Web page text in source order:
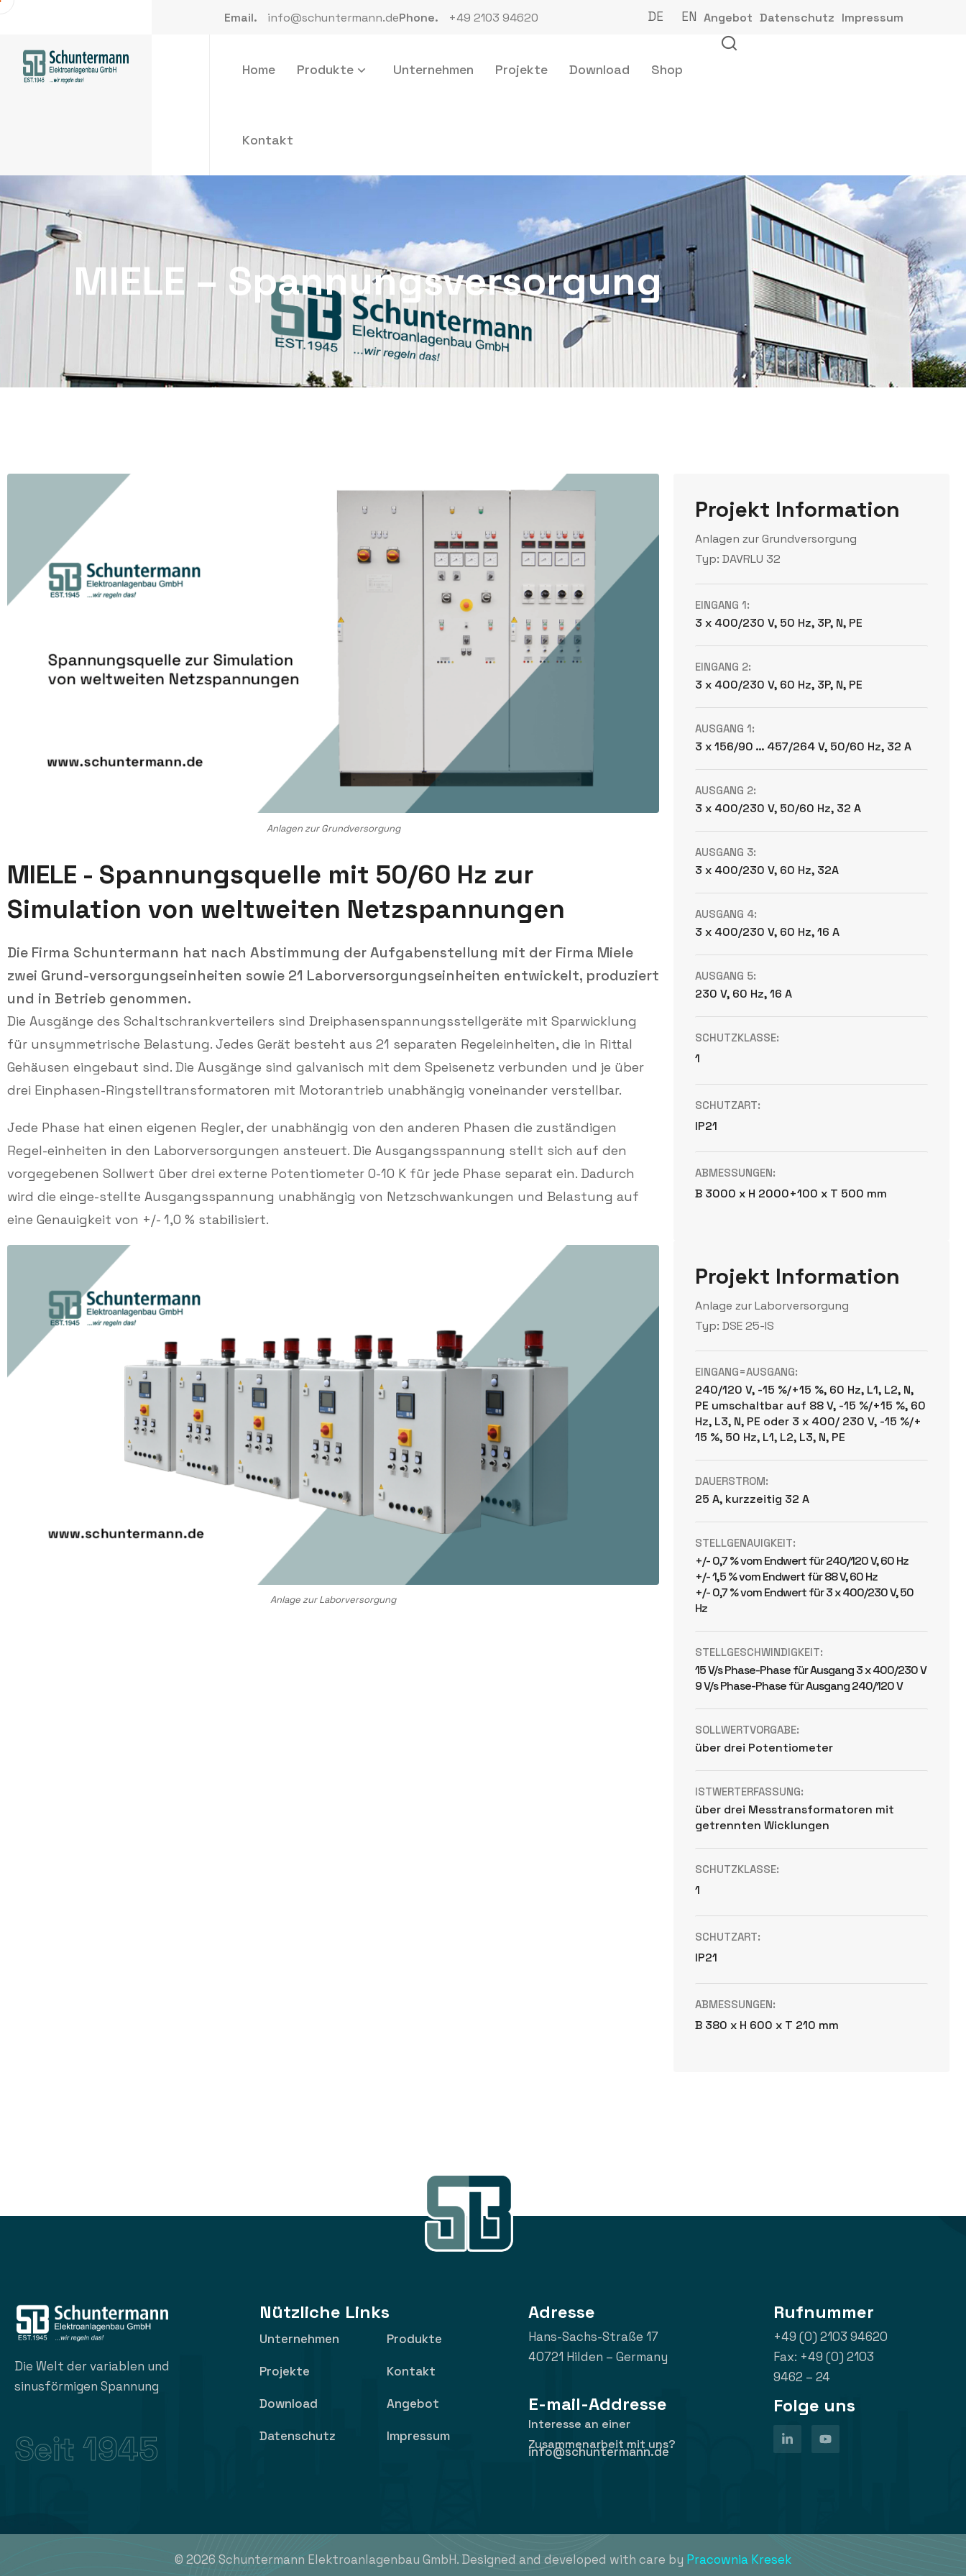
Email. info@schuntermann.dePhone. +49 2103 94620 Angebot Datenschutz Impressum
DE EN
Home Produkte Unternehmen Projekte Download Shop
Kontakt
MIELE – Spannungsversorgung
Anlagen zur Grundversorgung
MIELE - Spannungsquelle mit 50/60 Hz zur
Simulation von weltweiten Netzspannungen
Die Firma Schuntermann hat nach Abstimmung der Aufgabenstellung mit der Firma Miele
zwei Grund-versorgungseinheiten sowie 21 Laborversorgungseinheiten entwickelt, produziert
und in Betrieb genommen.
Die Ausgänge des Schaltschrankverteilers sind Dreiphasenspannungsstellgeräte mit Sparwicklung
für unsymmetrische Belastung. Jedes Gerät besteht aus 21 separaten Regeleinheiten, die in Rittal
Gehäusen eingebaut sind. Die Ausgänge sind galvanisch mit dem Speisenetz verbunden und je über
drei Einphasen-Ringstelltransformatoren mit Motorantrieb unabhängig voneinander verstellbar.
Jede Phase hat einen eigenen Regler, der unabhängig von den anderen Phasen die zuständigen
Regel-einheiten in den Laborversorgungen ansteuert. Die Ausgangsspannung stellt sich auf den
vorgegebenen Sollwert über drei externe Potentiometer 0-10 K für jede Phase separat ein. Dadurch
wird die einge-stellte Ausgangsspannung unabhängig von Netzschwankungen und Belastung auf
eine Genauigkeit von +/- 1,0 % stabilisiert.
Anlage zur Laborversorgung
Projekt Information
Anlagen zur Grundversorgung
Typ: DAVRLU 32
EINGANG 1:
3 x 400/230 V, 50 Hz, 3P, N, PE
EINGANG 2:
3 x 400/230 V, 60 Hz, 3P, N, PE
AUSGANG 1:
3 x 156/90 … 457/264 V, 50/60 Hz, 32 A
AUSGANG 2:
3 x 400/230 V, 50/60 Hz, 32 A
AUSGANG 3:
3 x 400/230 V, 60 Hz, 32A
AUSGANG 4:
3 x 400/230 V, 60 Hz, 16 A
AUSGANG 5:
230 V, 60 Hz, 16 A
SCHUTZKLASSE:
1
SCHUTZART:
IP21
ABMESSUNGEN:
B 3000 x H 2000+100 x T 500 mm
Projekt Information
Anlage zur Laborversorgung
Typ: DSE 25-IS
EINGANG=AUSGANG:
240/120 V, -15 %/+15 %, 60 Hz, L1, L2, N,
PE umschaltbar auf 88 V, -15 %/+15 %, 60
Hz, L3, N, PE oder 3 x 400/ 230 V, -15 %/+
15 %, 50 Hz, L1, L2, L3, N, PE
DAUERSTROM:
25 A, kurzzeitig 32 A
STELLGENAUIGKEIT:
+/- 0,7 % vom Endwert für 240/120 V, 60 Hz
+/- 1,5 % vom Endwert für 88 V, 60 Hz
+/- 0,7 % vom Endwert für 3 x 400/230 V, 50
Hz
STELLGESCHWINDIGKEIT:
15 V/s Phase-Phase für Ausgang 3 x 400/230 V
9 V/s Phase-Phase für Ausgang 240/120 V
SOLLWERTVORGABE:
über drei Potentiometer
ISTWERTERFASSUNG:
über drei Messtransformatoren mit
getrennten Wicklungen
SCHUTZKLASSE:
1
SCHUTZART:
IP21
ABMESSUNGEN:
B 380 x H 600 x T 210 mm
Die Welt der variablen und
sinusförmigen Spannung
Seit 1945
Nützliche Links
Unternehmen Produkte
Projekte Kontakt
Download Angebot
Datenschutz Impressum
Adresse
Hans-Sachs-Straße 17
40721 Hilden – Germany
E-mail-Addresse
Interesse an einer
Zusammenarbeit mit uns?
info@schuntermann.de
Rufnummer
+49 (0) 2103 94620
Fax: +49 (0) 2103
9462 – 24
Folge uns
© 2026 Schuntermann Elektroanlagenbau GmbH. Designed and developed with care by Pracownia Kresek